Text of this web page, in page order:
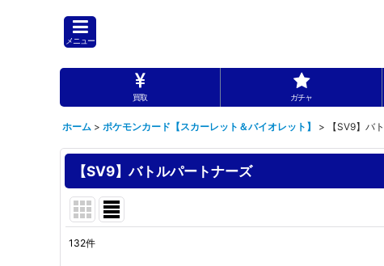
メニュー
買取 ガチャ
ホーム > ポケモンカード【スカーレット＆バイオレット】 > 【SV9】バ
【SV9】バトルパートナーズ
132件